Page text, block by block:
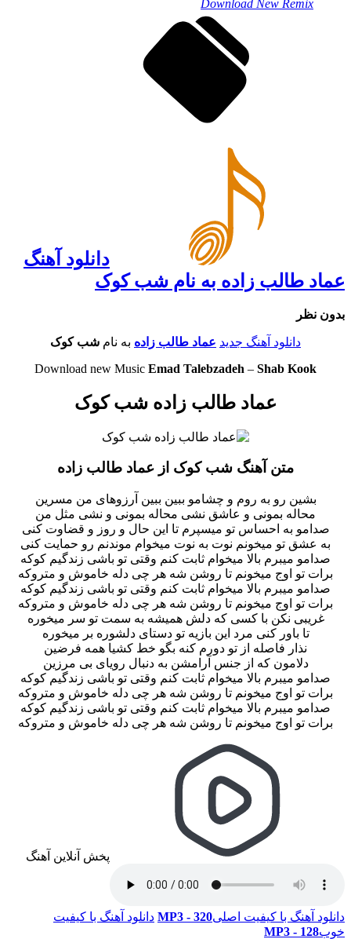
Download New Remix
دانلود آهنگ
عماد طالب زاده به نام شب کوک
بدون نظر
دانلود آهنگ جدید عماد طالب زاده به نام شب کوک
Download new Music Emad Talebzadeh – Shab Kook
عماد طالب زاده شب کوک
متن آهنگ شب کوک از عماد طالب زاده
بشین رو به روم و چشامو ببین ببین آرزوهای من مسرین
محاله بمونی و عاشق نشی محاله بمونی و نشی مثل من
صدامو به احساس تو میسپرم تا این حال و روز و قضاوت کنی
به عشق تو میخونم نوت به نوت میخوام موندنم رو حمایت کنی
صدامو میبرم بالا میخوام ثابت کنم وقتی تو باشی زندگیم کوکه
برات تو اوج میخونم تا روشن شه هر چی دله خاموش و متروکه
صدامو میبرم بالا میخوام ثابت کنم وقتی تو باشی زندگیم کوکه
برات تو اوج میخونم تا روشن شه هر چی دله خاموش و متروکه
غریبی نکن با کسی که دلش همیشه به سمت تو سر میخوره
تا باور کنی مرد این بازیه تو دستای دلشوره بر میخوره
نذار فاصله از تو دورم کنه بگو خط کشیا همه فرضین
دلامون که از جنس آرامشن به دنبال رویای بی مرزین
صدامو میبرم بالا میخوام ثابت کنم وقتی تو باشی زندگیم کوکه
برات تو اوج میخونم تا روشن شه هر چی دله خاموش و متروکه
صدامو میبرم بالا میخوام ثابت کنم وقتی تو باشی زندگیم کوکه
برات تو اوج میخونم تا روشن شه هر چی دله خاموش و متروکه
پخش آنلاین آهنگ
دانلود آهنگ با کیفیت اصلی320 - MP3
دانلود آهنگ با کیفیت
خوب128 - MP3